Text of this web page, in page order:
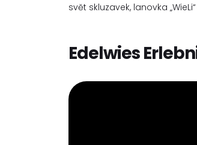
svět skluzavek, lanovka
Edelwies